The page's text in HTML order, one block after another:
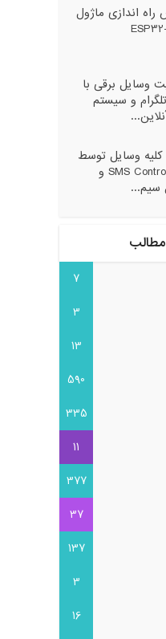
راه اندازی ماژول
وسایل برقی با
و سیستم
کلیه وسایل توسط
مدار SMS Control و
سیم...
7
3
13
590
335
11
377
37
137
3
16